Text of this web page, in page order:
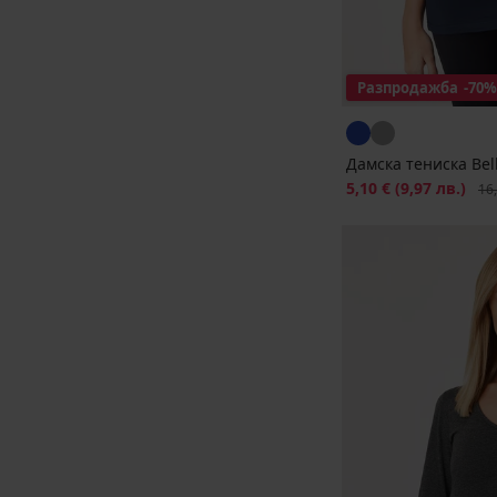
Разпродажба -70%
Дамска тениска
Намаление
5,10 € (9,97 лв.)